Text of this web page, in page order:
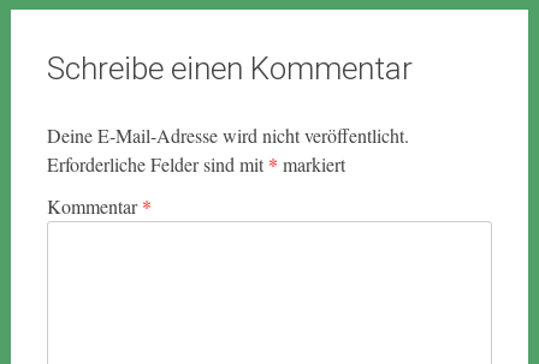
Schreibe einen Kommentar
Deine E-Mail-Adresse wird nicht veröffentlicht.
Erforderliche Felder sind mit * markiert
Kommentar*